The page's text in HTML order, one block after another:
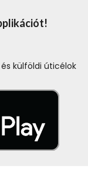
külföldi úticélok